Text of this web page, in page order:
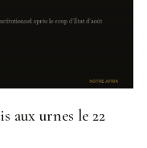
aux urnes le 22